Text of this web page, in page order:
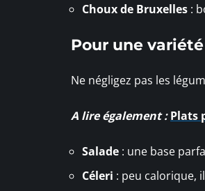
Choux de Bruxelles :
Pour une
Ne négligez pas les
A lire également : Plats
Salade : une base
Céleri : peu calorique,